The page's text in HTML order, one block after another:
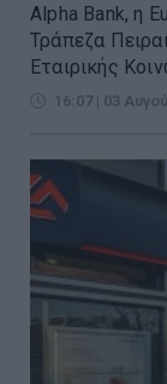
Alpha Bank, η
Τράπεζα
Εταιρικής
16:07 | 03